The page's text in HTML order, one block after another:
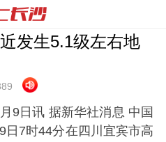
发生5.1级左右地
日讯 据新华社消息 中国
日7时44分在四川宜宾市高